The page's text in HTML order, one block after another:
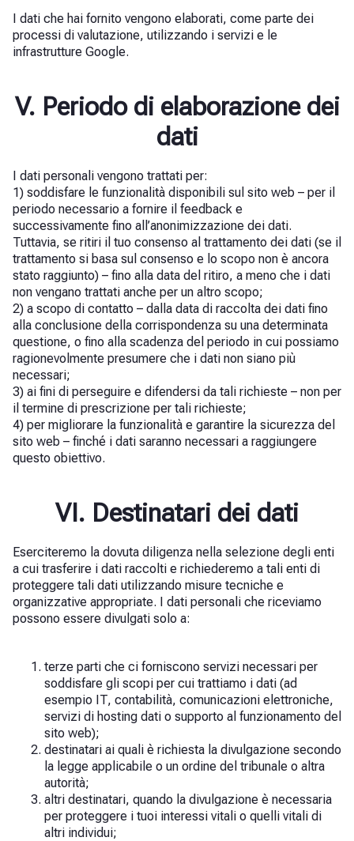
I dati che hai fornito vengono elaborati, come parte dei
processi di valutazione, utilizzando i servizi e le
infrastrutture Google.
V. Periodo di elaborazione dei
dati
I dati personali vengono trattati per:
1) soddisfare le funzionalità disponibili sul sito web – per il
periodo necessario a fornire il feedback e
successivamente fino all’anonimizzazione dei dati.
Tuttavia, se ritiri il tuo consenso al trattamento dei dati (se il
trattamento si basa sul consenso e lo scopo non è ancora
stato raggiunto) – fino alla data del ritiro, a meno che i dati
non vengano trattati anche per un altro scopo;
2) a scopo di contatto – dalla data di raccolta dei dati fino
alla conclusione della corrispondenza su una determinata
questione, o fino alla scadenza del periodo in cui possiamo
ragionevolmente presumere che i dati non siano più
necessari;
3) ai fini di perseguire e difendersi da tali richieste – non per
il termine di prescrizione per tali richieste;
4) per migliorare la funzionalità e garantire la sicurezza del
sito web – finché i dati saranno necessari a raggiungere
questo obiettivo.
VI. Destinatari dei dati
Eserciteremo la dovuta diligenza nella selezione degli enti
a cui trasferire i dati raccolti e richiederemo a tali enti di
proteggere tali dati utilizzando misure tecniche e
organizzative appropriate. I dati personali che riceviamo
possono essere divulgati solo a:
terze parti che ci forniscono servizi necessari per
soddisfare gli scopi per cui trattiamo i dati (ad
esempio IT, contabilità, comunicazioni elettroniche,
servizi di hosting dati o supporto al funzionamento del
sito web);
destinatari ai quali è richiesta la divulgazione secondo
la legge applicabile o un ordine del tribunale o altra
autorità;
altri destinatari, quando la divulgazione è necessaria
per proteggere i tuoi interessi vitali o quelli vitali di
altri individui;